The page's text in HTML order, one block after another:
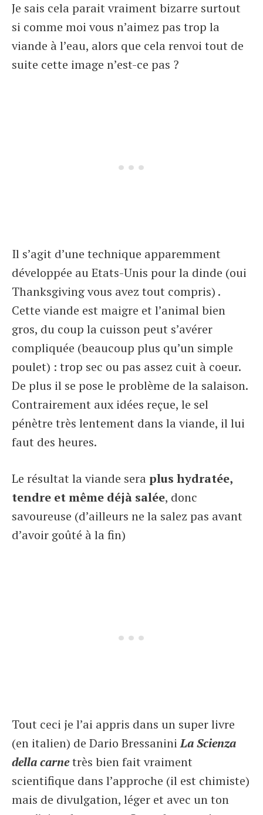
Je sais cela parait vraiment bizarre surtout
si comme moi vous n’aimez pas trop la
viande à l’eau, alors que cela renvoi tout de
suite cette image n’est-ce pas ?
Il s’agit d’une technique apparemment
développée au Etats-Unis pour la dinde (oui
Thanksgiving vous avez tout compris) .
Cette viande est maigre et l’animal bien
gros, du coup la cuisson peut s’avérer
compliquée (beaucoup plus qu’un simple
poulet) : trop sec ou pas assez cuit à coeur.
De plus il se pose le problème de la salaison.
Contrairement aux idées reçue, le sel
pénètre très lentement dans la viande, il lui
faut des heures.
Le résultat la viande seraplus hydratée,
tendre et même déjà salée, donc
savoureuse (d’ailleurs ne la salez pas avant
d’avoir goûté à la fin)
Tout ceci je l’ai appris dans un super livre
(en italien) de Dario BressaniniLa Scienza
della carnetrès bien fait vraiment
scientifique dans l’approche (il est chimiste)
mais de divulgation, léger et avec un ton